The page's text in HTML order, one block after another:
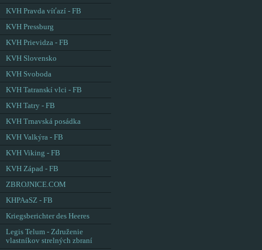
KVH Pravda víťazí - FB
KVH Pressburg
KVH Prievidza - FB
KVH Slovensko
KVH Svoboda
KVH Tatranskí vlci - FB
KVH Tatry - FB
KVH Trnavská posádka
KVH Valkýra - FB
KVH Viking - FB
KVH Západ - FB
ZBROJNICE.COM
KHPAaSZ - FB
Kriegsberichter des Heeres
Legis Telum - Združenie
vlastníkov strelných zbraní